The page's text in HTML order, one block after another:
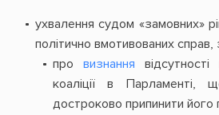
ухвалення судом «замовних»
політично вмотивованих
про визнання
коаліції в Парламенті,
достроково припинити його